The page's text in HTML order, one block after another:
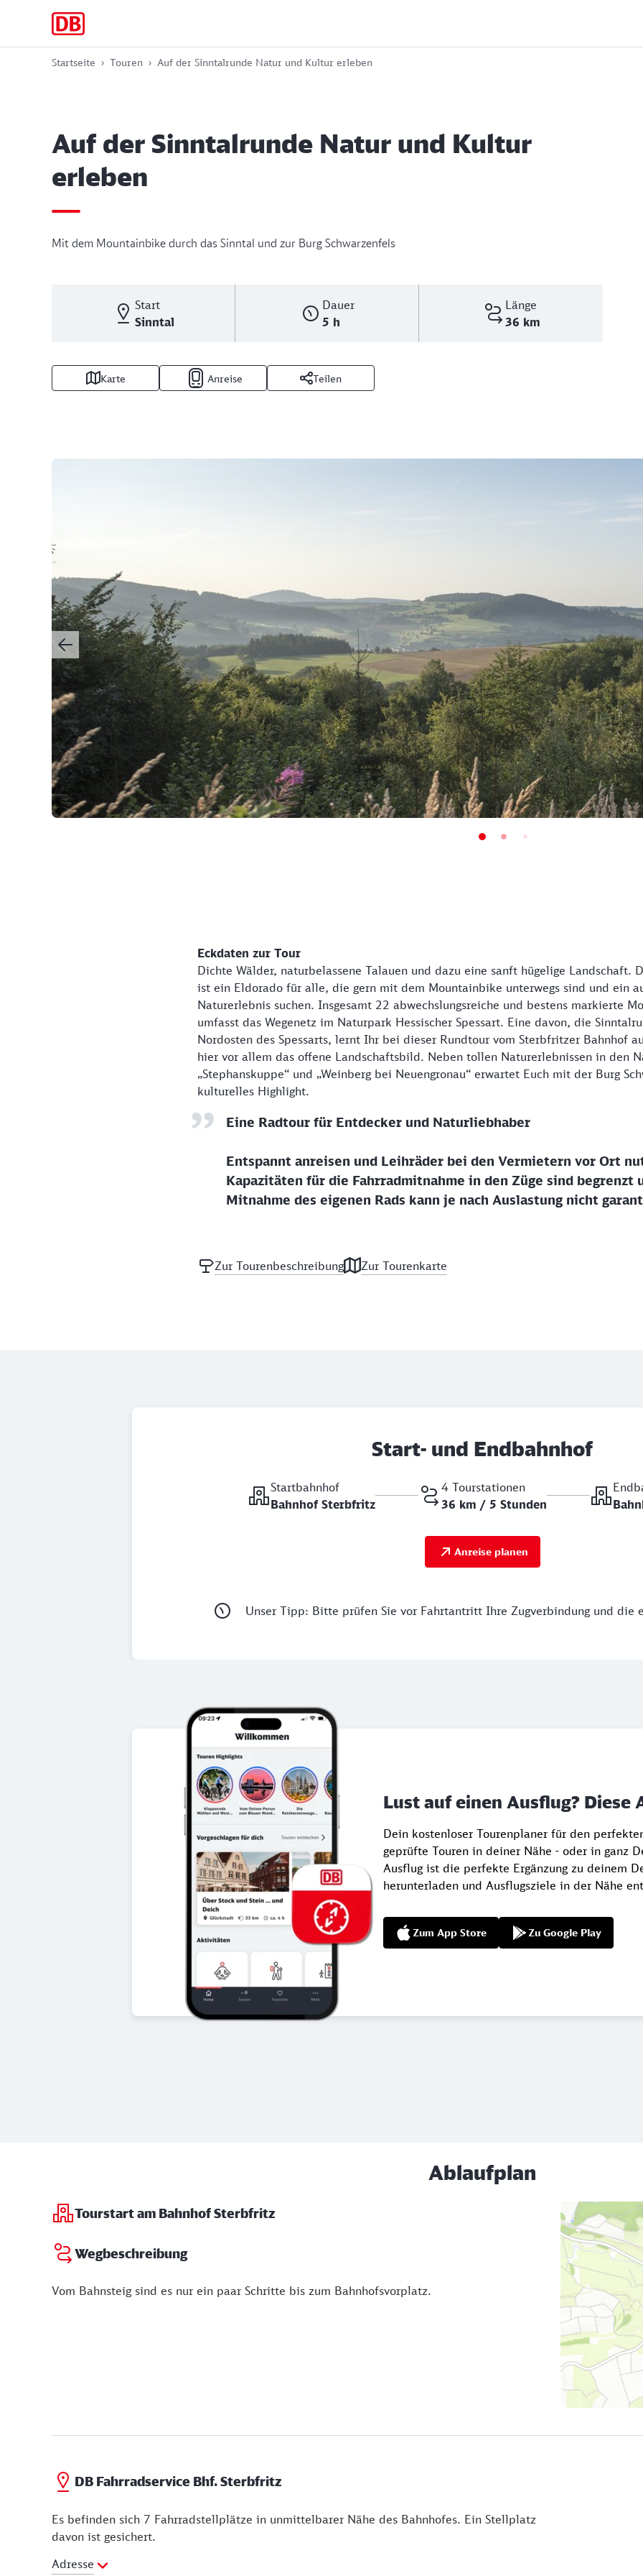
Startseite Touren Auf der Sinntalrunde Natur und Kultur erleben
Auf der Sinntalrunde Natur und Kultur
erleben
Mit dem Mountainbike durch das Sinntal und zur Burg Schwarzenfels
Start
Sinntal
Dauer
5 h
Länge
36 km
Karte Anreise Teilen
Eckdaten zur Tour
Dichte Wälder, naturbelassene Talauen und dazu eine sanft hügelige Landschaft.
ist ein Eldorado für alle, die gern mit dem Mountainbike unterwegs sind und ein
Naturerlebnis suchen. Insgesamt 22 abwechslungsreiche und bestens markierte
umfasst das Wegenetz im Naturpark Hessischer Spessart. Eine davon, die
Nordosten des Spessarts, lernt Ihr bei dieser Rundtour vom Sterbfritzer Bahnhof
hier vor allem das offene Landschaftsbild. Neben tollen Naturerlebnissen in den
„Stephanskuppe“ und „Weinberg bei Neuengronau“ erwartet Euch mit der Burg
kulturelles Highlight.
Eine Radtour für Entdecker und Naturliebhaber
Entspannt anreisen und Leihräder bei den Vermietern vor Ort
Kapazitäten für die Fahrradmitnahme in den Züge sind begrenzt
Mitnahme des eigenen Rads kann je nach Auslastung nicht
Zur Tourenbeschreibung Zur Tourenkarte
Start- und Endbahnhof
Startbahnhof
Bahnhof Sterbfritz
4 Tourstationen
36 km / 5 Stunden
Anreise planen
Unser Tipp: Bitte prüfen Sie vor Fahrtantritt Ihre Zugverbindung und die
Lust auf einen Ausflug? Diese
Dein kostenloser Tourenplaner für den
geprüfte Touren in deiner Nähe - oder in ganz
Ausflug ist die perfekte Ergänzung zu deinem
herunterladen und Ausflugsziele in der Nähe
Zum App Store Zu Google Play
Ablaufplan
Tourstart am Bahnhof Sterbfritz
Wegbeschreibung
Vom Bahnsteig sind es nur ein paar Schritte bis zum Bahnhofsvorplatz.
DB Fahrradservice Bhf. Sterbfritz
Es befinden sich 7 Fahrradstellplätze in unmittelbarer Nähe des Bahnhofes. Ein Stellplatz
davon ist gesichert.
Adresse